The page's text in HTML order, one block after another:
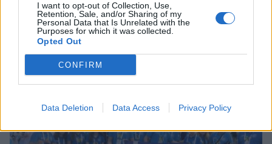
I want to opt-out of Collection, Use,
Retention, Sale, and/or Sharing of my
Personal Data that Is Unrelated with the
Purposes for which it was collected.
Opted Out
CONFIRM
Data Deletion Data Access Privacy Policy
Σπάρτη: Σε εξέλιξη οι εργασίες συντήρησης
στα σχολεία ενόψει της νέας σχολικής χρονιάς
03/08/2026 19:09